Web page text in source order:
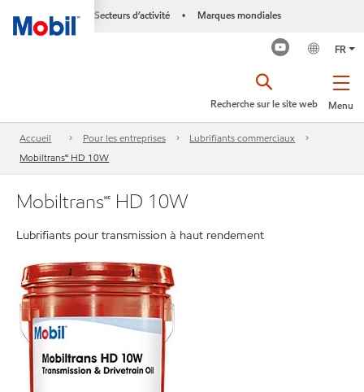
Secteurs d’activité • Marques mondiales
FR
Menu
Recherche sur le site web
Accueil Pour les entreprises
Lubrifiants commerciaux
Mobiltrans🅪 HD 10W
Mobiltrans🅪 HD 10W
Lubrifiants pour transmission à haut rendement